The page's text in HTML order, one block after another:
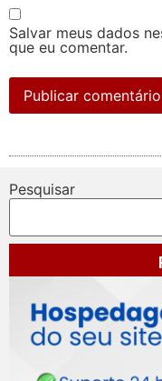
Salvar meus dados
que eu comentar.
Pesquisar